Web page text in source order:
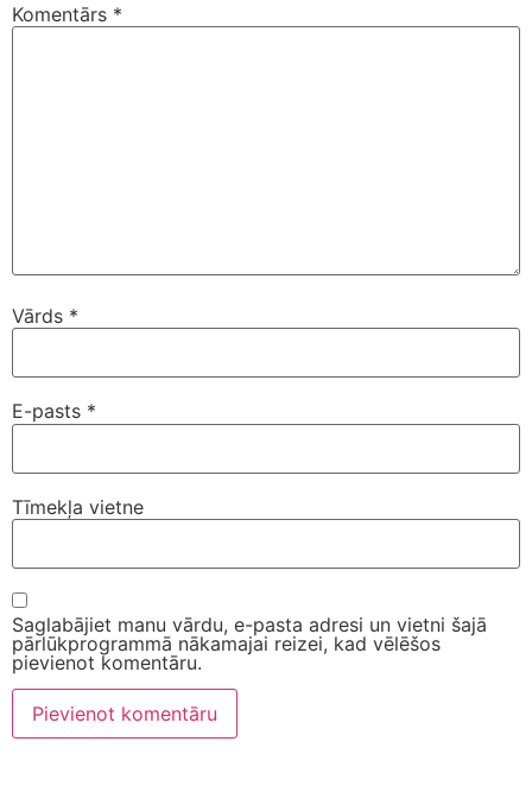
Komentārs *
Vārds *
E-pasts *
Tīmekļa vietne
Saglabājiet manu vārdu, e-pasta adresi un vietni šajā
pārlūkprogrammā nākamajai reizei, kad vēlēšos
pievienot komentāru.